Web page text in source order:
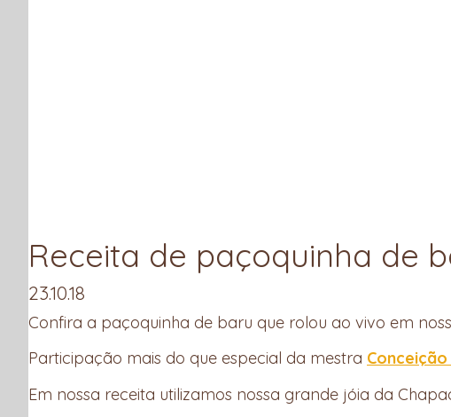
Receita de paçoquinha de
23.10.18
Confira a paçoquinha de baru que rolou ao vivo em
Participação mais do que especial da mestra
Em nossa receita utilizamos nossa grande jóia da